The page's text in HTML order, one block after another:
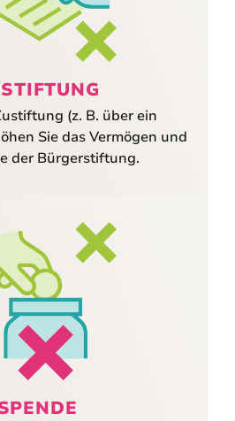
(z. B. über ein
Sie das Vermögen und
der Bürgerstiftung.